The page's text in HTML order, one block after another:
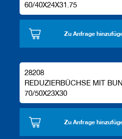
60/40X24X31.75
Zu Anfrage
28208
REDUZIERBÜCHSE MIT
70/50X23X30
Zu Anfrage